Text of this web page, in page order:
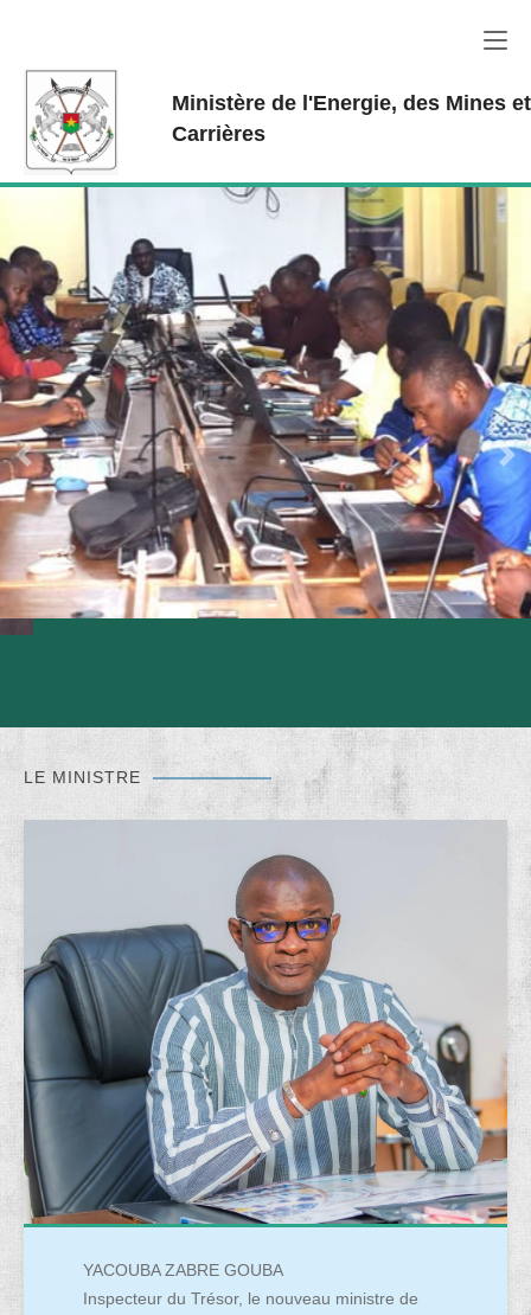
Ministère de l'Energie, des Mines
Carrières
Previous
LE MINISTRE
YACOUBA ZABRE GOUBA
Inspecteur du Trésor, le nouveau ministre de